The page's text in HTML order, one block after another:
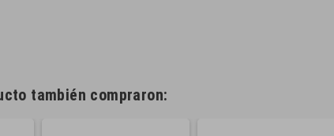
también compraron: